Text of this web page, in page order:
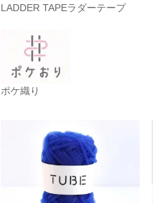
LADDER TAPEラダーテープ
ポケ織り